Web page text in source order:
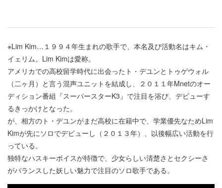
※Lim Kim…１９９４年生まれの歌手で、本名及び活動名はキム・
イェリム。Lim Kimは愛称。
アメリカでの高校留学時代に出会ったト・デユンとトゥゲウォル
（二ヶ月）と言う混声ユニットを結成し、２０１１年Mnetのオー
ディション番組『スーパースターK3』で注目を浴び、デビューす
るきっかけとなった。
が、相方のト・デユンがまだ高校に在籍中で、学業優先なためLim
Kimが先にソロでデビューし（２０１３年）、以後幅広い活動を行
っている。
独特なハスキーボイスが特徴で、少女らしい清楚さとセクシーさ
がバランスした妖しい魅力で注目のソロ歌手である。